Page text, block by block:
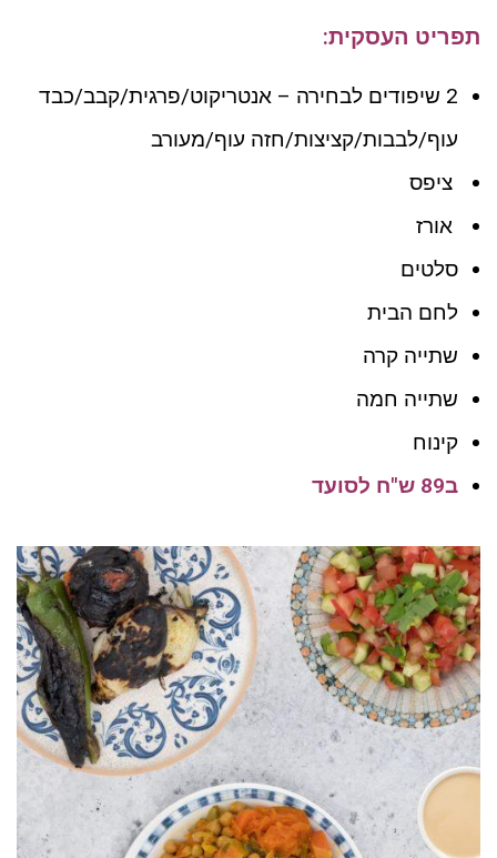
תפריט העסקית:
2 שיפודים לבחירה – אנטריקוט/פרגית/קבב/כבד
עוף/לבבות/קציצות/חזה עוף/מעורב
ציפס
אורז
סלטים
לחם הבית
שתייה קרה
שתייה חמה
קינוח
ב89 ש"ח לסועד